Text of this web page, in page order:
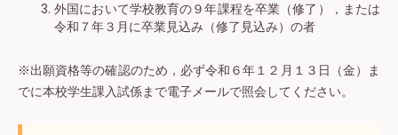
外国において学校教育の９年課程を卒業（修了），または
令和７年３月に卒業見込み（修了見込み）の者
※出願資格等の確認のため，必ず令和６年１２月１３日（金）ま
でに本校学生課入試係まで電子メールで照会してください。